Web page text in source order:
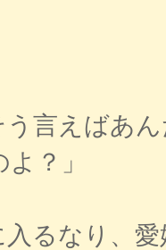
言えばあ
？」
入るなり、